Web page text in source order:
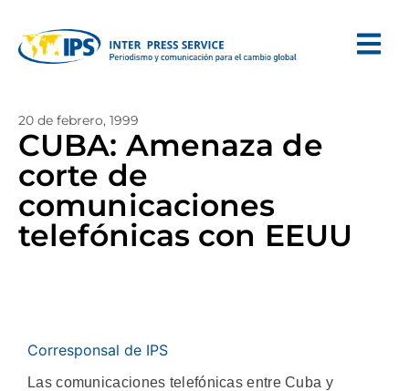
20 de febrero, 1999
CUBA: Amenaza de
corte de
comunicaciones
telefónicas con EEUU
Corresponsal de IPS
Las comunicaciones telefónicas entre Cuba y